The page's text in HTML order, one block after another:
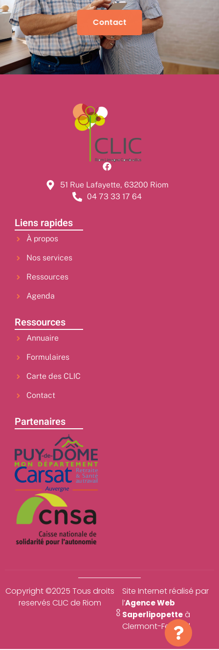
Contact
51 Rue Lafayette, 63200 Riom
04 73 33 17 64
Liens rapides
À propos
Nos services
Ressources
Agenda
Ressources
Annuaire
Formulaires
Carte des CLIC
Contact
Partenaires
Copyright ©2025 Tous droits
reservés CLIC de Riom
Site Internet réalisé par
l’Agence Web
Saperlipopetteà
Clermont-Ferrand